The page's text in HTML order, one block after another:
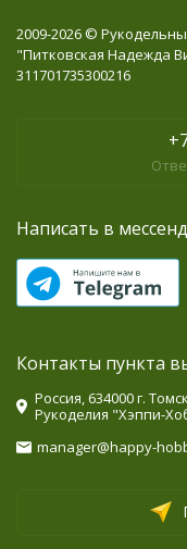
2009-2026 ©
"Питковская Надежда
311701735300216
Написать в
Контакты пункта
Россия, 634000 г.
Рукоделия "Хэппи-
manager@happy-